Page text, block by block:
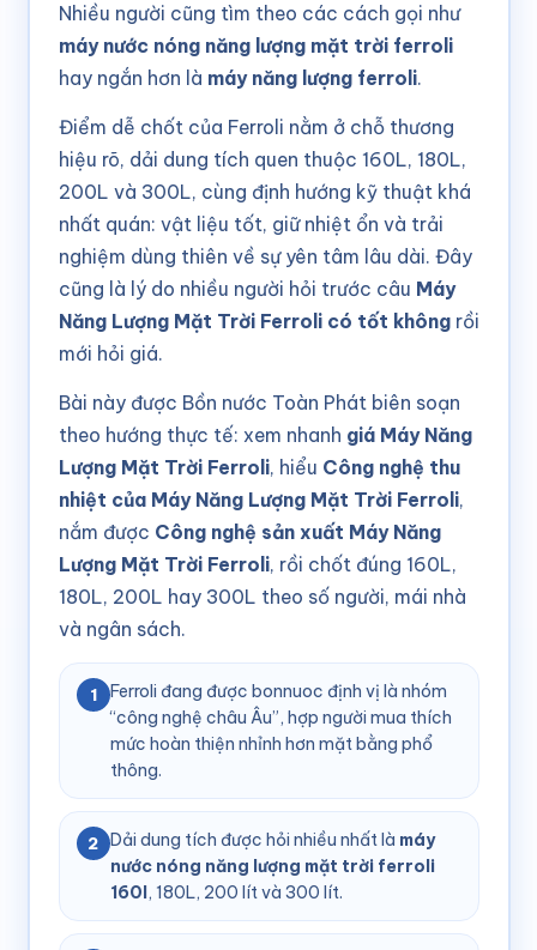
Nhiều người cũng tìm theo các cách gọi như
máy nước nóng năng lượng mặt trời ferroli
hay ngắn hơn là máy năng lượng ferroli.
Điểm dễ chốt của Ferroli nằm ở chỗ thương
hiệu rõ, dải dung tích quen thuộc 160L, 180L,
200L và 300L, cùng định hướng kỹ thuật khá
nhất quán: vật liệu tốt, giữ nhiệt ổn và trải
nghiệm dùng thiên về sự yên tâm lâu dài. Đây
cũng là lý do nhiều người hỏi trước câu Máy
Năng Lượng Mặt Trời Ferroli có tốt khôngrồi
mới hỏi giá.
Bài này được Bồn nước Toàn Phát biên soạn
theo hướng thực tế: xem nhanh giá Máy Năng
Lượng Mặt Trời Ferroli, hiểu Công nghệ thu
nhiệt của Máy Năng Lượng Mặt Trời Ferroli,
nắm được Công nghệ sản xuất Máy Năng
Lượng Mặt Trời Ferroli, rồi chốt đúng 160L,
180L, 200L hay 300L theo số người, mái nhà
và ngân sách.
1
Ferroli đang được bonnuoc định vị là nhóm
“công nghệ châu Âu”, hợp người mua thích
mức hoàn thiện nhỉnh hơn mặt bằng phổ
thông.
2 Dải dung tích được hỏi nhiều nhất là máy
nước nóng năng lượng mặt trời ferroli
160l, 180L, 200 lít và 300 lít.